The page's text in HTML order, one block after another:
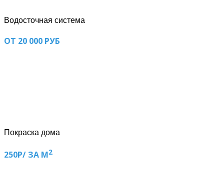
Водосточная система
ОТ 20 000 РУБ
Покраска дома
250Р/ ЗА М2